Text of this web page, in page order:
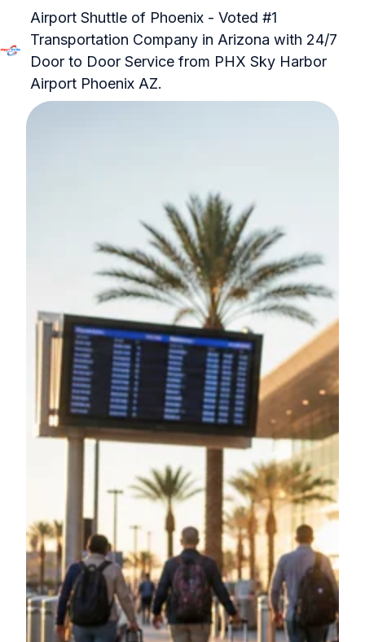
Airport Shuttle of Phoenix - Voted #1
Transportation Company in Arizona with 24/7
Door to Door Service from PHX Sky Harbor
Airport Phoenix AZ.